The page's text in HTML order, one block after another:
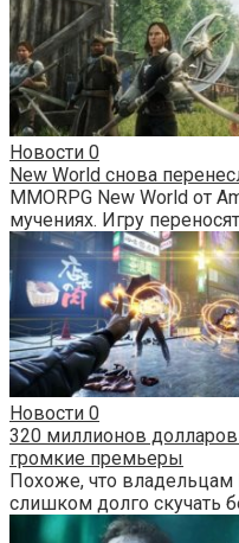
Новости 0
New World снова
MMORPG New World от
мучениях. Игру
Новости 0
320 миллионов
громкие премьеры
Похоже, что владельцам
слишком долго скучать